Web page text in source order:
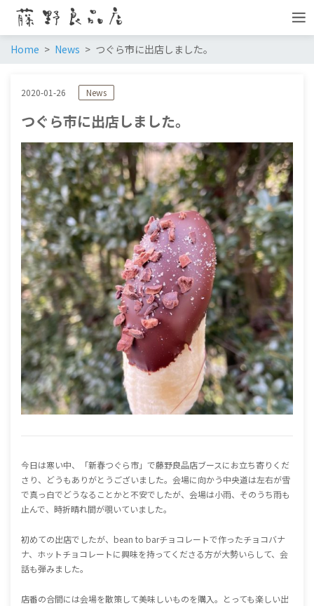
Home News つぐら市に出店しました。
2020-01-26 News
つぐら市に出店しました。
今日は寒い中、「新春つぐら市」で藤野良品店ブースにお立ち寄りくだ
さり、どうもありがとうございました。会場に向かう中央道は左右が雪
で真っ白でどうなることかと不安でしたが、会場は小雨、そのうち雨も
止んで、時折晴れ間が覗いていました。
初めての出店でしたが、bean to barチョコレートで作ったチョコバナ
ナ、ホットチョコレートに興味を持ってくださる方が大勢いらして、会
話も弾みました。
店番の合間には会場を散策して美味しいものを購入。とっても楽しい出